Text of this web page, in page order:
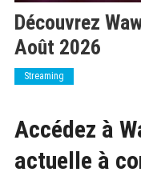
Découvrez
Août 2026
Streaming
Accédez à
actuelle à